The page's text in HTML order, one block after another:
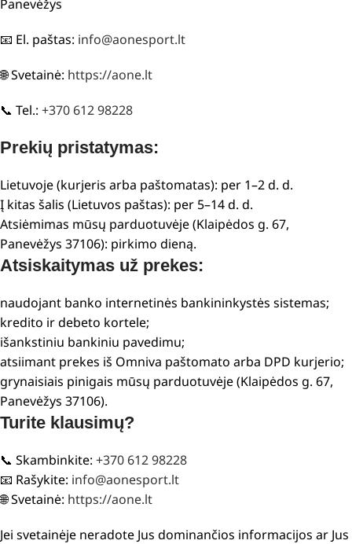
Panevėžys
📧 El. paštas: info@aonesport.lt
🌐 Svetainė: https://aone.lt
📞 Tel.: +370 612 98228
Prekių pristatymas:
Lietuvoje (kurjeris arba paštomatas): per 1–2 d. d.
Į kitas šalis (Lietuvos paštas): per 5–14 d. d.
Atsiėmimas mūsų parduotuvėje (Klaipėdos g. 67,
Panevėžys 37106): pirkimo dieną.
Atsiskaitymas už prekes:
naudojant banko internetinės bankininkystės sistemas;
kredito ir debeto kortele;
išankstiniu bankiniu pavedimu;
atsiimant prekes iš Omniva paštomato arba DPD kurjerio;
grynaisiais pinigais mūsų parduotuvėje (Klaipėdos g. 67,
Panevėžys 37106).
Turite klausimų?
📞 Skambinkite: +370 612 98228
📧 Rašykite: info@aonesport.lt
🌐 Svetainė: https://aone.lt
Jei svetainėje neradote Jus dominančios informacijos ar Jus